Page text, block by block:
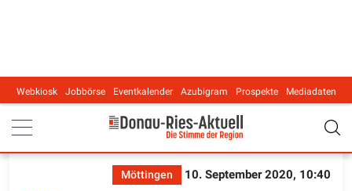
Main navigation
Webkiosk Jobbörse Eventkalender Azubigram Prospekte Mediadaten
Möttingen
10. September 2020, 10:40